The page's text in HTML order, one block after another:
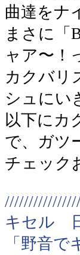
曲達をナ
まさに「
ャア〜！
カクバリ
シュにい
以下にカ
で、ガツ
チェック
キセル
「野音で